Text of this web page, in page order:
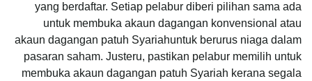
yang berdaftar. Setiap pelabur diberi pilihan sama ada
untuk membuka akaun dagangan konvensional atau
akaun dagangan patuh Syariahuntuk berurus niaga dalam
pasaran saham. Justeru, pastikan pelabur memilih untuk
membuka akaun dagangan patuh Syariah kerana segala